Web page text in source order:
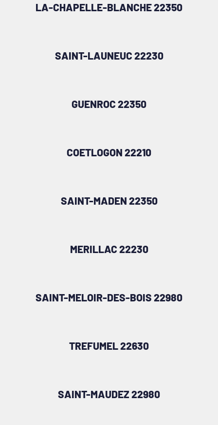
LA-CHAPELLE-BLANCHE 22350
SAINT-LAUNEUC 22230
GUENROC 22350
COETLOGON 22210
SAINT-MADEN 22350
MERILLAC 22230
SAINT-MELOIR-DES-BOIS 22980
TREFUMEL 22630
SAINT-MAUDEZ 22980